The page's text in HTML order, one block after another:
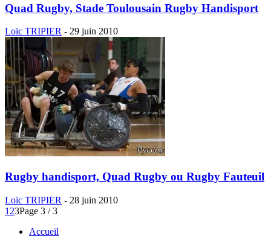
Quad Rugby, Stade Toulousain Rugby Handisport
Loïc TRIPIER - 29 juin 2010
Rugby handisport, Quad Rugby ou Rugby Fauteuil
Loïc TRIPIER - 28 juin 2010
1 23Page 3 / 3
Accueil